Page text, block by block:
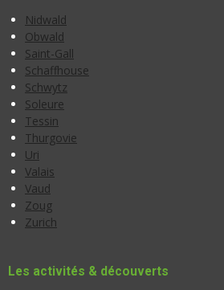
Nidwald
Obwald
Saint-Gall
Schaffhouse
Schwytz
Soleure
Tessin
Thurgovie
Uri
Valais
Vaud
Zoug
Zurich
Les activités & découverts